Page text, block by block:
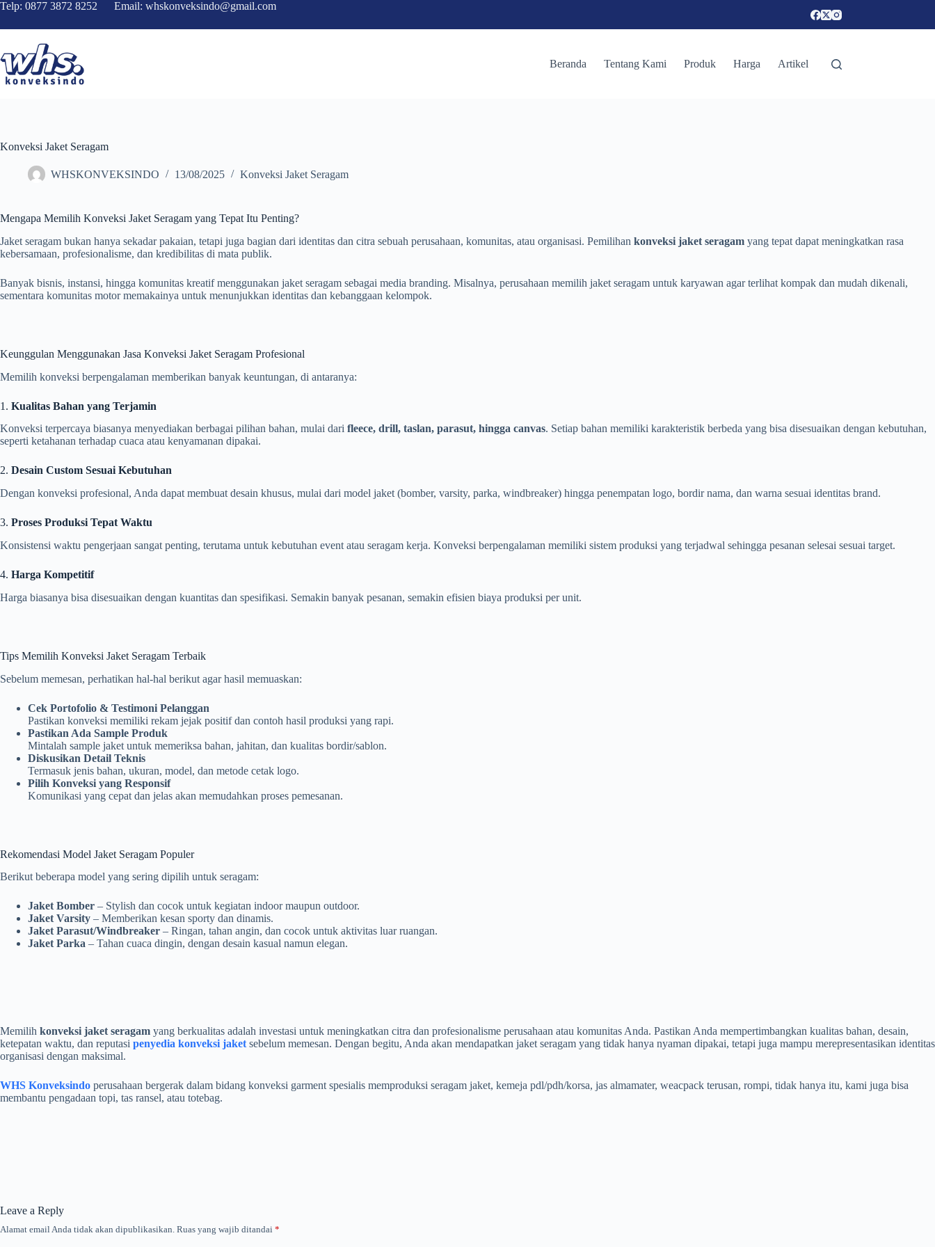
Skip
content
Telp: 0877 3872 8252 Email: whskonveksindo@gmail.com
Beranda Tentang Kami Produk Harga Artikel
Konveksi Jaket Seragam
WHSKONVEKSINDO 13/08/2025 Konveksi Jaket Seragam
Mengapa Memilih Konveksi Jaket Seragam yang Tepat Itu Penting?
Jaket seragam bukan hanya sekadar pakaian, tetapi juga bagian dari identitas dan citra sebuah perusahaan, komunitas, atau organisasi. Pemilihan konveksi jaket seragam yang tepat dapat meningkatkan rasa
kebersamaan, profesionalisme, dan kredibilitas di mata publik.
Banyak bisnis, instansi, hingga komunitas kreatif menggunakan jaket seragam sebagai media branding. Misalnya, perusahaan memilih jaket seragam untuk karyawan agar terlihat kompak dan mudah dikenali,
sementara komunitas motor memakainya untuk menunjukkan identitas dan kebanggaan kelompok.
Keunggulan Menggunakan Jasa Konveksi Jaket Seragam Profesional
Memilih konveksi berpengalaman memberikan banyak keuntungan, di antaranya:
1. Kualitas Bahan yang Terjamin
Konveksi terpercaya biasanya menyediakan berbagai pilihan bahan, mulai dari fleece, drill, taslan, parasut, hingga canvas. Setiap bahan memiliki karakteristik berbeda yang bisa disesuaikan dengan kebutuhan,
seperti ketahanan terhadap cuaca atau kenyamanan dipakai.
2. Desain Custom Sesuai Kebutuhan
Dengan konveksi profesional, Anda dapat membuat desain khusus, mulai dari model jaket (bomber, varsity, parka, windbreaker) hingga penempatan logo, bordir nama, dan warna sesuai identitas brand.
3. Proses Produksi Tepat Waktu
Konsistensi waktu pengerjaan sangat penting, terutama untuk kebutuhan event atau seragam kerja. Konveksi berpengalaman memiliki sistem produksi yang terjadwal sehingga pesanan selesai sesuai target.
4. Harga Kompetitif
Harga biasanya bisa disesuaikan dengan kuantitas dan spesifikasi. Semakin banyak pesanan, semakin efisien biaya produksi per unit.
Tips Memilih Konveksi Jaket Seragam Terbaik
Sebelum memesan, perhatikan hal-hal berikut agar hasil memuaskan:
Cek Portofolio & Testimoni Pelanggan
Pastikan konveksi memiliki rekam jejak positif dan contoh hasil produksi yang rapi.
Pastikan Ada Sample Produk
Mintalah sample jaket untuk memeriksa bahan, jahitan, dan kualitas bordir/sablon.
Diskusikan Detail Teknis
Termasuk jenis bahan, ukuran, model, dan metode cetak logo.
Pilih Konveksi yang Responsif
Komunikasi yang cepat dan jelas akan memudahkan proses pemesanan.
Rekomendasi Model Jaket Seragam Populer
Berikut beberapa model yang sering dipilih untuk seragam:
Jaket Bomber – Stylish dan cocok untuk kegiatan indoor maupun outdoor.
Jaket Varsity – Memberikan kesan sporty dan dinamis.
Jaket Parasut/Windbreaker – Ringan, tahan angin, dan cocok untuk aktivitas luar ruangan.
Jaket Parka – Tahan cuaca dingin, dengan desain kasual namun elegan.
Memilih konveksi jaket seragam yang berkualitas adalah investasi untuk meningkatkan citra dan profesionalisme perusahaan atau komunitas Anda. Pastikan Anda mempertimbangkan kualitas bahan, desain,
ketepatan waktu, dan reputasi penyedia konveksi jaket sebelum memesan. Dengan begitu, Anda akan mendapatkan jaket seragam yang tidak hanya nyaman dipakai, tetapi juga mampu merepresentasikan identitas
organisasi dengan maksimal.
WHS Konveksindo perusahaan bergerak dalam bidang konveksi garment spesialis memproduksi seragam jaket, kemeja pdl/pdh/korsa, jas almamater, weacpack terusan, rompi, tidak hanya itu, kami juga bisa
membantu pengadaan topi, tas ransel, atau totebag.
Leave a Reply
Alamat email Anda tidak akan dipublikasikan. Ruas yang wajib ditandai *